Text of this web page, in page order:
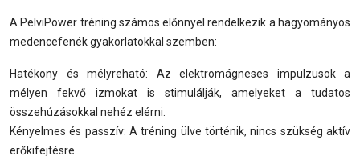
A PelviPower tréning számos előnnyel rendelkezik a hagyományos
medencefenék gyakorlatokkal szemben:
Hatékony és mélyreható: Az elektromágneses impulzusok a
mélyen fekvő izmokat is stimulálják, amelyeket a tudatos
összehúzásokkal nehéz elérni.
Kényelmes és passzív: A tréning ülve történik, nincs szükség aktív
erőkifejtésre.